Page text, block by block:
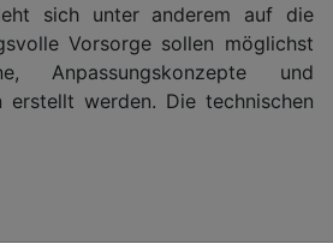
sich unter anderem auf die
Vorsorge sollen möglichst
Anpassungskonzepte und
erstellt werden. Die technischen